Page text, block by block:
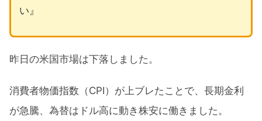
い』
昨日の米国市場は下落しました。
消費者物価指数（CPI）が上ブレたことで、長期金利
が急騰、為替はドル高に動き株安に働きました。